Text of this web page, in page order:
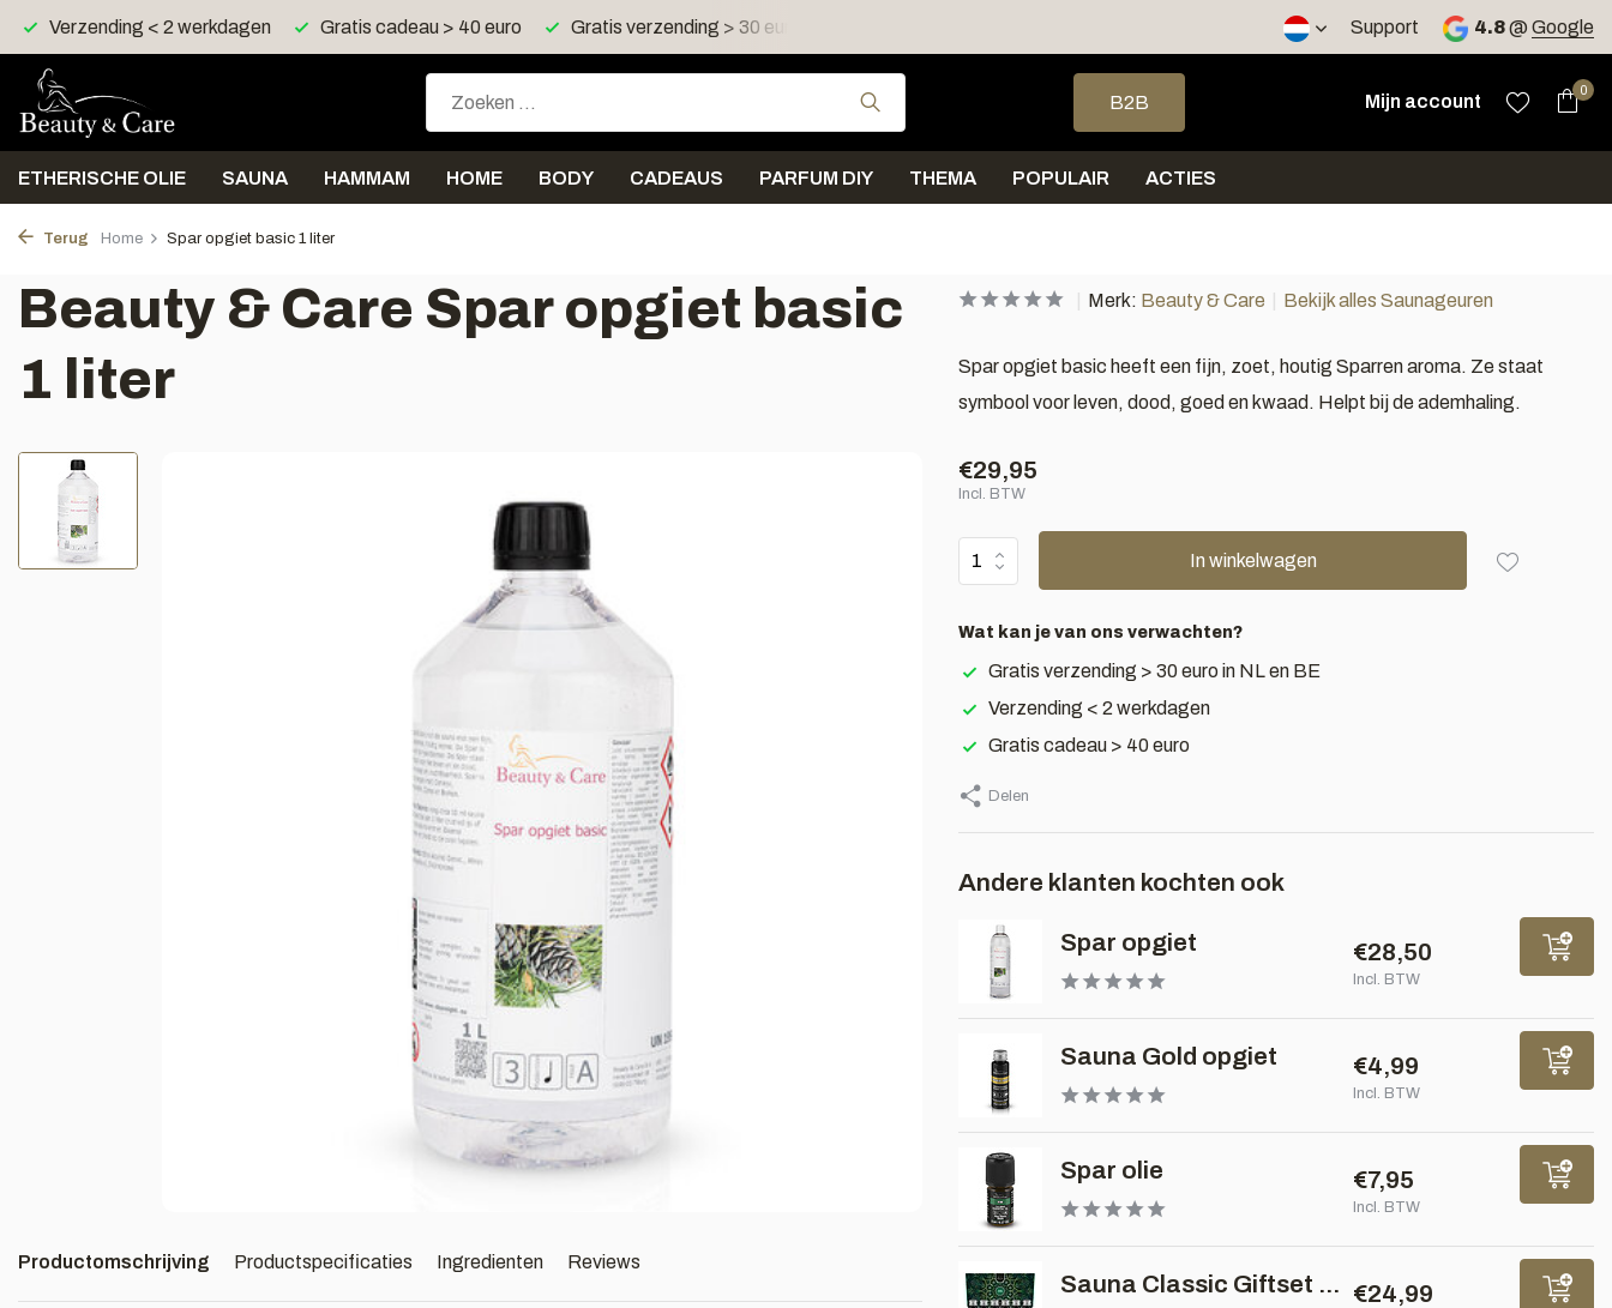
< 2 werkdagen Gratis cadeau > 40 euro Gratis verzending > 30 euro in NL en BE Support 4.8@ Google
Gebruik de pijltjes op en neer om een beschikbaar resultaat te selecteren. Druk
B2B
Mijn account
0
ETHERISCHE OLIE SAUNA HAMMAM HOME BODY CADEAUS PARFUM DIY THEMA POPULAIR ACTIES
Terug Home Spar opgiet basic 1 liter
Beauty & Care Spar opgiet basic
1 liter
Productomschrijving Productspecificaties Ingredienten Reviews
Merk: Beauty & Care Bekijk alles Saunageuren
Spar opgiet basic heeft een fijn, zoet, houtig Sparren aroma. Ze staat
symbool voor leven, dood, goed en kwaad. Helpt bij de ademhaling.
€29,95
Incl. BTW
In winkelwagen
Wat kan je van ons verwachten?
Gratis verzending > 30 euro in NL en BE
Verzending < 2 werkdagen
Gratis cadeau > 40 euro
Delen
Andere klanten kochten ook
Spar opgiet €28,50
Incl. BTW
Sauna Gold opgiet €4,99
Incl. BTW
Spar olie €7,95
Incl. BTW
Sauna Classic Giftset ... €24,99